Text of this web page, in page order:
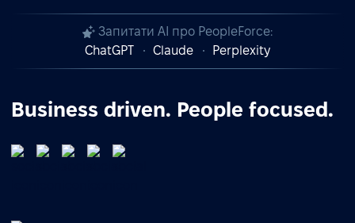
Запитати AI про PeopleForce:
ChatGPT
Claude Perplexity
Business driven. People focused.